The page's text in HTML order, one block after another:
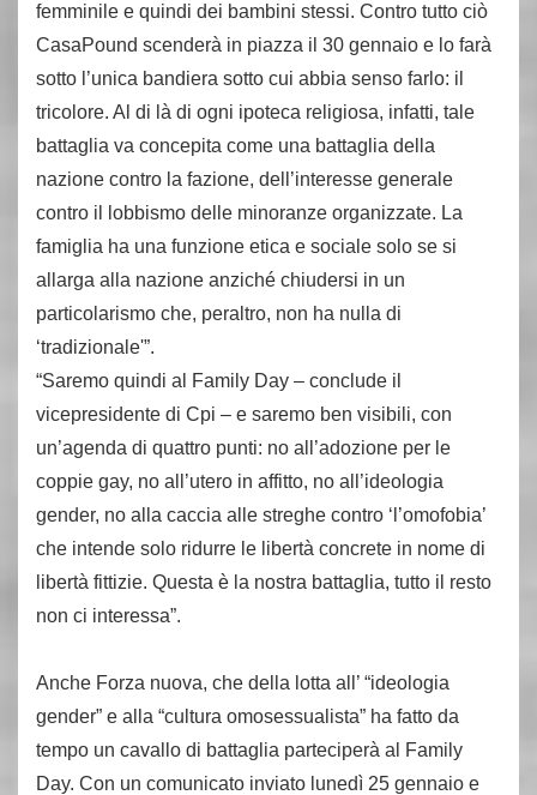
femminile e quindi dei bambini stessi. Contro tutto ciò
CasaPound scenderà in piazza il 30 gennaio e lo farà
sotto l’unica bandiera sotto cui abbia senso farlo: il
tricolore. Al di là di ogni ipoteca religiosa, infatti, tale
battaglia va concepita come una battaglia della
nazione contro la fazione, dell’interesse generale
contro il lobbismo delle minoranze organizzate. La
famiglia ha una funzione etica e sociale solo se si
allarga alla nazione anziché chiudersi in un
particolarismo che, peraltro, non ha nulla di
‘tradizionale'”.
“Saremo quindi al Family Day – conclude il
vicepresidente di Cpi – e saremo ben visibili, con
un’agenda di quattro punti: no all’adozione per le
coppie gay, no all’utero in affitto, no all’ideologia
gender, no alla caccia alle streghe contro ‘l’omofobia’
che intende solo ridurre le libertà concrete in nome di
libertà fittizie. Questa è la nostra battaglia, tutto il resto
non ci interessa”.
Anche Forza nuova, che della lotta all’ “ideologia
gender” e alla “cultura omosessualista” ha fatto da
tempo un cavallo di battaglia parteciperà al Family
Day. Con un comunicato inviato lunedì 25 gennaio e